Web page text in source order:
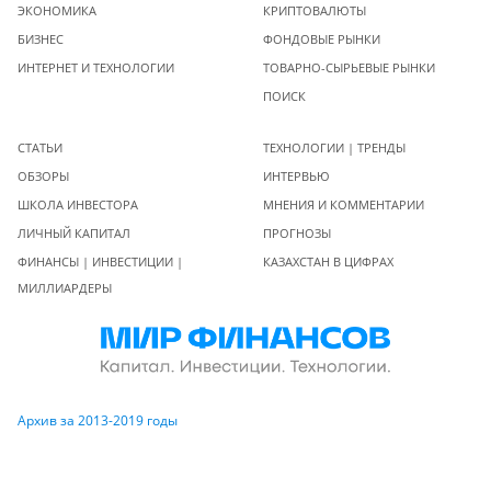
ЭКОНОМИКА
БИЗНЕС
ИНТЕРНЕТ И ТЕХНОЛОГИИ
КРИПТОВАЛЮТЫ
ФОНДОВЫЕ РЫНКИ
ТОВАРНО-СЫРЬЕВЫЕ РЫНКИ
ПОИСК
СТАТЬИ
ОБЗОРЫ
ШКОЛА ИНВЕСТОРА
ЛИЧНЫЙ КАПИТАЛ
ФИНАНСЫ | ИНВЕСТИЦИИ |
МИЛЛИАРДЕРЫ
ТЕХНОЛОГИИ | ТРЕНДЫ
ИНТЕРВЬЮ
МНЕНИЯ И КОММЕНТАРИИ
ПРОГНОЗЫ
КАЗАХСТАН В ЦИФРАХ
Архив за 2013-2019 годы